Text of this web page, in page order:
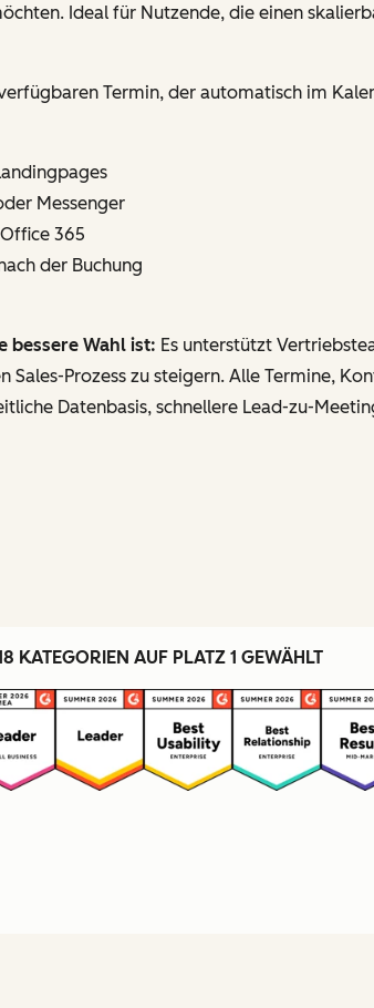
Ideal für Nutzende, die einen
Termin, der automatisch im
Messenger
365
der Buchung
bessere Wahl ist: Es unterstützt
Prozess zu steigern. Alle Termine,
Datenbasis, schnellere Lead-zu-
KATEGORIEN AUF PLATZ 1 GEWÄHLT